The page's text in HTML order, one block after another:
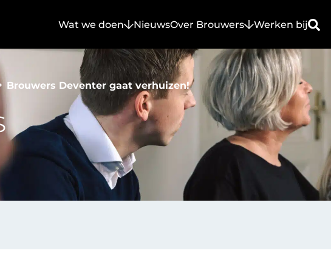
Wat we doen NieuwsOver Brouwers Werken bij
Brouwers Deventer gaat verhuizen!